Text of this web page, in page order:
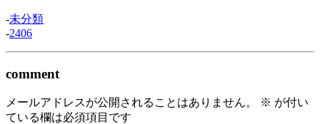
-未分類
-2406
comment
メールアドレスが公開されることはありません。 ※ が付い
ている欄は必須項目です